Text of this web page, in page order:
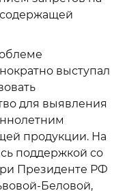
выступал
для выявления
продукции. На
поддержкой со
Президенте РФ
Беловой,